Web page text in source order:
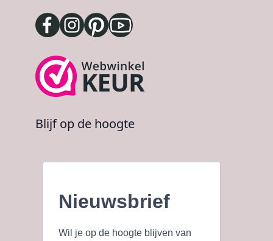
Blijf op de hoogte
Nieuwsbrief
Wil je op de hoogte blijven van